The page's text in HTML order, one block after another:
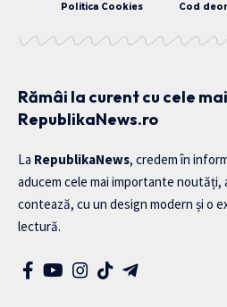
Politica Cookies
Cod
Rămâi la curent cu cele
RepublikaNews.ro
La RepublikaNews, credem în
aducem cele mai importante noutăți,
contează, cu un design modern și o
lectură.